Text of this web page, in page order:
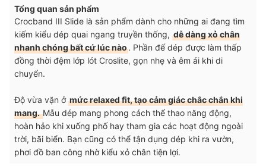
Tổng quan sản phẩm
Crocband III Slide là sản phẩm dành cho những ai đang tìm
kiếm kiểu dép quai ngang truyền thống, dễ dàng xỏ chân
nhanh chóng bất cứ lúc nào. Phần đế dép được làm thấp
đồng thời đệm lớp lót Croslite, gọn nhẹ và êm ái khi di
chuyển.
Độ vừa vặn ở mức relaxed fit, tạo cảm giác chắc chắn khi
mang.Mẫu dép mang phong cách thể thao năng động,
hoàn hảo khi xuống phố hay tham gia các hoạt động ngoài
trời, bãi biển. Bạn cũng có thể tận dụng dép khi ra vườn,
phơi đồ ban công nhờ kiểu xỏ chân tiện lợi.